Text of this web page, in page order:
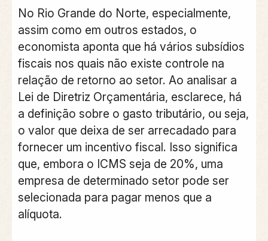
No Rio Grande do Norte, especialmente,
assim como em outros estados, o
economista aponta que há vários subsídios
fiscais nos quais não existe controle na
relação de retorno ao setor. Ao analisar a
Lei de Diretriz Orçamentária, esclarece, há
a definição sobre o gasto tributário, ou seja,
o valor que deixa de ser arrecadado para
fornecer um incentivo fiscal. Isso significa
que, embora o ICMS seja de 20%, uma
empresa de determinado setor pode ser
selecionada para pagar menos que a
alíquota.